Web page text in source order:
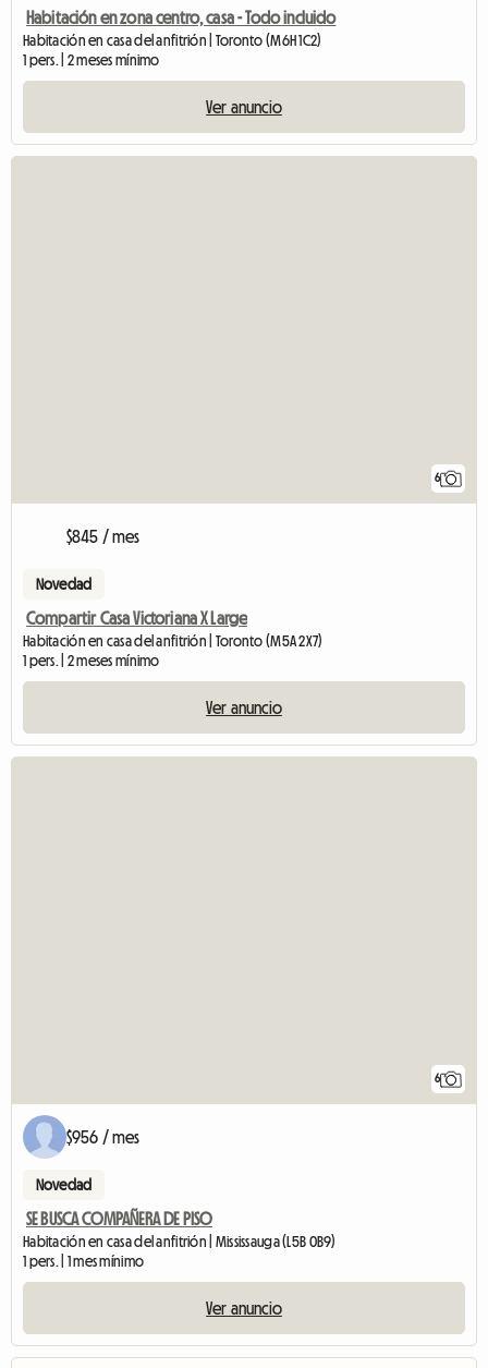
Habitación en zona centro, casa - Todo incluido
Habitación en casa del anfitrión | Toronto (M6H 1C2)
1 pers. | 2 meses mínimo
Ver anuncio
6
$845 / mes
Novedad
Compartir Casa Victoriana X Large
Habitación en casa del anfitrión | Toronto (M5A 2X7)
1 pers. | 2 meses mínimo
Ver anuncio
6
$956 / mes
Novedad
SE BUSCA COMPAÑERA DE PISO
Habitación en casa del anfitrión | Mississauga (L5B 0B9)
1 pers. | 1 mes mínimo
Ver anuncio